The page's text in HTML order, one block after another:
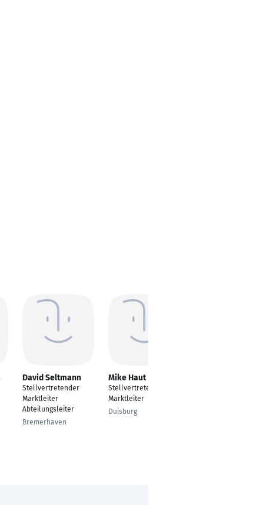
David Seltmann
Stellvertretender
Marktleiter
Abteilungsleiter
Bremerhaven
Mike Haut
Stellvertretender
Marktleiter
Duisburg